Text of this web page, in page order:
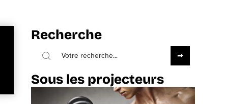
Recherche
Sous les projecteurs